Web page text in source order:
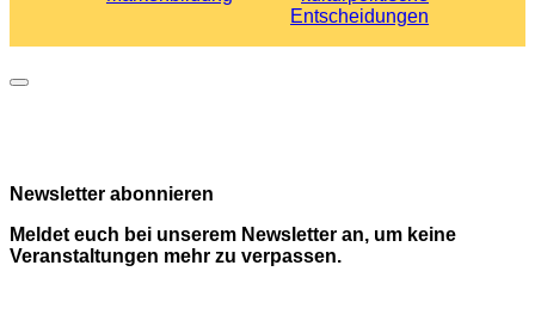
Entscheidungen
Newsletter abonnieren
Meldet euch bei unserem Newsletter an, um keine
Veranstaltungen mehr zu verpassen.